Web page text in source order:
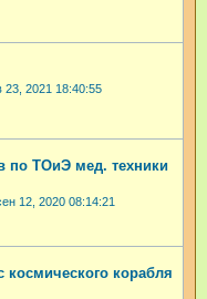
23, 2021 18:40:55
по ТОиЭ мед. техники
12, 2020 08:14:21
корабля